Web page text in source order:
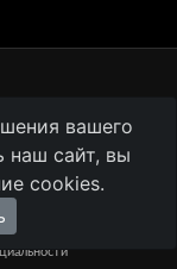
вашего
наш сайт, вы
cookies.